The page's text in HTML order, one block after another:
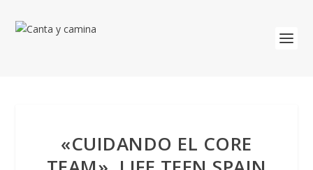
«CUIDANDO EL CORE